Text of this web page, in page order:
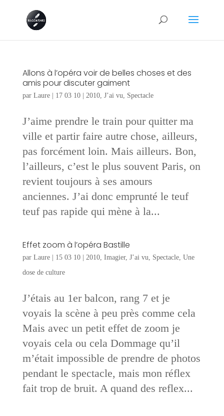
Allons à l’opéra voir de belles choses et des
amis pour discuter gaiment
par Laure| 17 03 10| 2010, J’ai vu, Spectacle
J’aime prendre le train pour quitter ma
ville et partir faire autre chose, ailleurs,
pas forcément loin. Mais ailleurs. Bon,
l’ailleurs, c’est le plus souvent Paris, on
revient toujours à ses amours
anciennes. J’ai donc emprunté le teuf
teuf pas rapide qui mène à la...
Effet zoom à l’opéra Bastille
par Laure| 15 03 10| 2010, Imagier, J’ai vu, Spectacle, Une
dose de culture
J’étais au 1er balcon, rang 7 et je
voyais la scène à peu près comme cela
Mais avec un petit effet de zoom je
voyais cela ou cela Dommage qu’il
m’était impossible de prendre de photos
pendant le spectacle, mais mon réflex
fait trop de bruit. A quand des reflex...